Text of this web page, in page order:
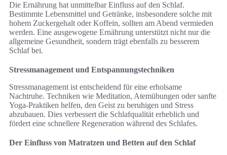
Die Ernährung hat unmittelbar Einfluss auf den Schlaf.
Bestimmte Lebensmittel und Getränke, insbesondere solche mit
hohem Zuckergehalt oder Koffein, sollten am Abend vermieden
werden. Eine ausgewogene Ernährung unterstützt nicht nur die
allgemeine Gesundheit, sondern trägt ebenfalls zu besserem
Schlaf bei.
Stressmanagement und Entspannungstechniken
Stressmanagement ist entscheidend für eine erholsame
Nachtruhe. Techniken wie Meditation, Atemübungen oder sanfte
Yoga-Praktiken helfen, den Geist zu beruhigen und Stress
abzubauen. Dies verbessert die Schlafqualität erheblich und
fördert eine schnellere Regeneration während des Schlafes.
Der Einfluss von Matratzen und Betten auf den Schlaf